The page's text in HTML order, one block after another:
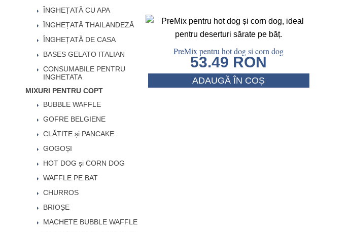
PreMix pentru hot dog si corn dog
53.49 RON
ADAUGĂ ÎN COȘ
ÎNGHEȚATĂ CU APA
ÎNGHEȚATĂ THAILANDEZĂ
ÎNGHEȚATĂ DE CASA
BASES GELATO ITALIAN
CONSUMABILE PENTRU
INGHETATA
MIXURI PENTRU COPT
BUBBLE WAFFLE
GOFRE BELGIENE
CLĂTITE și PANCAKE
GOGOȘI
HOT DOG și CORN DOG
WAFFLE PE BAT
CHURROS
BRIOȘE
MACHETE BUBBLE WAFFLE